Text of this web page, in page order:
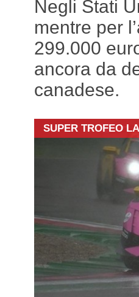
Negli Stati
mentre per
299.000
ancora da
canadese.
SUPER TROFEO